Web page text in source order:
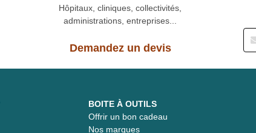
Hôpitaux, cliniques, collectivités,
administrations, entreprises...
Demandez un devis
BOITE À OUTILS
Offrir un bon cadeau
Nos marques